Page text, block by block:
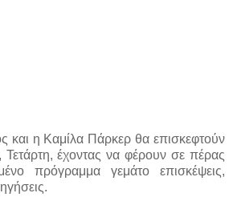
και η Καμίλα Πάρκερ θα επισκεφτούν
έχοντας να φέρουν σε πέρας
πρόγραμμα γεμάτο επισκέψεις,